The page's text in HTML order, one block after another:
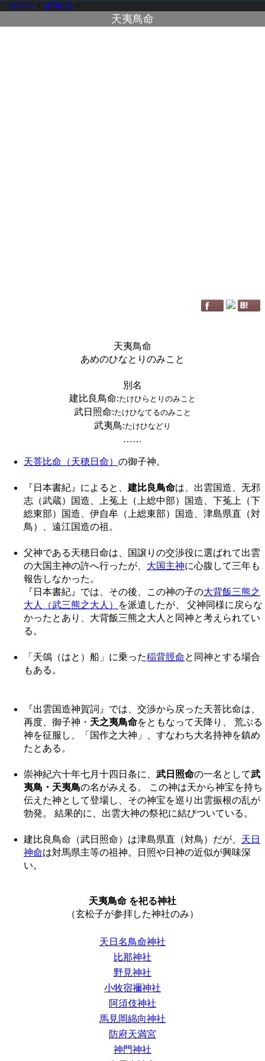
[HOME] [祭神記]
天夷鳥命
天夷鳥命
あめのひなとりのみこと
別名
建比良鳥命:たけひらとりのみこと
武日照命:たけひなてるのみこと
武夷鳥:たけひなどり
……
天菩比命（天穂日命） の御子神。
『日本書紀』によると、 建比良鳥命は、出雲国造、无邪
志（武蔵）国造、上菟上（上総中部）国造、下菟上（下
総東部）国造、伊自牟（上総東部）国造、津島県直（対
鳥）、遠江国造の祖。
父神である天穂日命は、国譲りの交渉役に選ばれて出雲
の大国主神の許へ行ったが、 大国主神に心腹して三年も
報告しなかった。
『日本書紀』では、その後、この神の子の大背飯三熊之
大人（武三熊之大人）
を派遣したが、 父神同様に戻らな
かったとあり、大背飯三熊之大人と同神と考えられてい
る。
「天鴿（はと）船」に乗った稲背脛命と同神とする場合
もある。
『出雲国造神賀詞』では、交渉から戻った天菩比命は、
再度、御子神・ 天之夷鳥命をともなって天降り、 荒ぶる
神を征服し、「国作之大神」、すなわち大名持神を鎮め
たとある。
崇神紀六十年七月十四日条に、 武日照命の一名として武
夷鳥・天夷鳥の名がみえる。 この神は天から神宝を持ち
伝えた神として登場し、その神宝を巡り出雲振根の乱が
勃発。 結果的に、出雲大神の祭祀に結びついている。
建比良鳥命（武日照命）は津島県直（対鳥）だが、 天日
神命は対馬県主等の祖神。日照や日神の近似が興味深
い。
天夷鳥命 を祀る神社
（玄松子が参拝した神社のみ）
天日名鳥命神社
比那神社
野見神社
小牧宿禰神社
阿須伎神社
馬見岡綿向神社
防府天満宮
神門神社